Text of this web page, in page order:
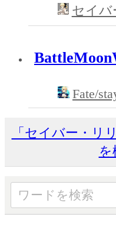
セイバ
Fate/
「セイバー・リ
を